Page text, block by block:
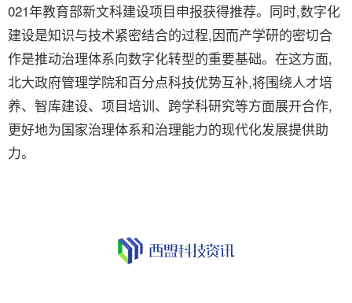
021年教育部新文科建设项目申报获得推荐。同时,数字化
建设是知识与技术紧密结合的过程,因而产学研的密切合
作是推动治理体系向数字化转型的重要基础。在这方面,
北大政府管理学院和百分点科技优势互补,将围绕人才培
养、智库建设、项目培训、跨学科研究等方面展开合作,
更好地为国家治理体系和治理能力的现代化发展提供助
力。